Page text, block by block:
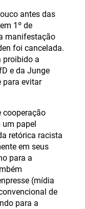
antes das
1º de
manifestação
foi cancelada.
proibido a
e da Junge
para evitar
cooperação
um papel
retórica racista
em seus
para a
(mídia
de
para a